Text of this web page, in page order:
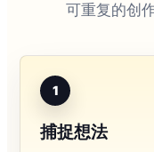
可重复的创
1
捕捉想法